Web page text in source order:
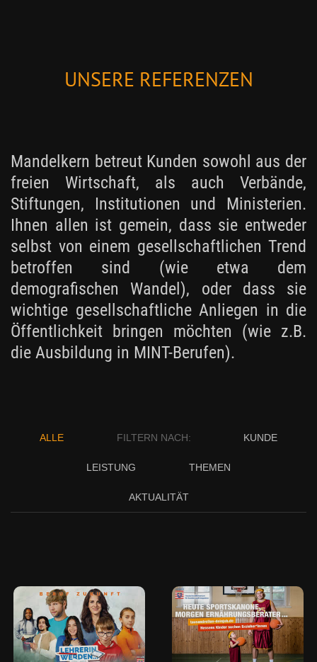
UNSERE REFERENZEN
Mandelkern betreut Kunden sowohl aus der
freien Wirtschaft, als auch Verbände,
Stiftungen, Institutionen und Ministerien.
Ihnen allen ist gemein, dass sie entweder
selbst von einem gesellschaftlichen Trend
betroffen sind (wie etwa dem
demografischen Wandel), oder dass sie
wichtige gesellschaftliche Anliegen in die
Öffentlichkeit bringen möchten (wie z.B.
die Ausbildung in MINT-Berufen).
ALLE FILTERN NACH: KUNDE
LEISTUNG THEMEN
AKTUALITÄT